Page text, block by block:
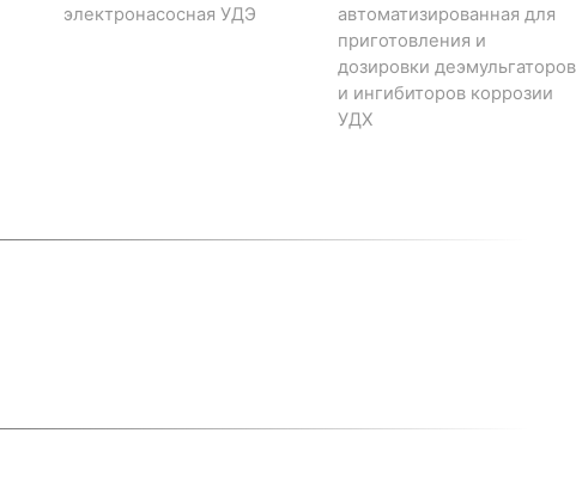
электронасосная УДЭ
автоматизированная для
приготовления и
дозировки деэмульгаторов
и ингибиторов коррозии
УДХ